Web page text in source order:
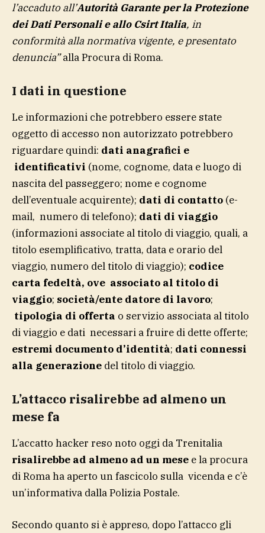
l’accaduto all’Autorità Garante per la Protezione
dei Dati Personali e allo Csirt Italia, in
conformità alla normativa vigente, e presentato
denuncia”alla Procura di Roma.
I dati in questione
Le informazioni che potrebbero essere state
oggetto di accesso non autorizzato potrebbero
riguardare quindi: dati anagrafici e
identificativi (nome, cognome, data e luogo di
nascita del passeggero; nome e cognome
dell’eventuale acquirente); dati di contatto (e-
mail, numero di telefono); dati di viaggio
(informazioni associate al titolo di viaggio, quali, a
titolo esemplificativo, tratta, data e orario del
viaggio, numero del titolo di viaggio); codice
carta fedeltà, ove associato al titolo di
viaggio; società/ente datore di lavoro;
tipologia di offerta o servizio associata al titolo
di viaggio e dati necessari a fruire di dette offerte;
estremi documento d’identità; dati connessi
alla generazione del titolo di viaggio.
L’attacco risalirebbe ad almeno un
mese fa
L’accatto hacker reso noto oggi da Trenitalia
risalirebbe ad almeno ad un mese e la procura
di Roma ha aperto un fascicolo sulla vicenda e c’è
un’informativa dalla Polizia Postale.
Secondo quanto si è appreso, dopo l’attacco gli